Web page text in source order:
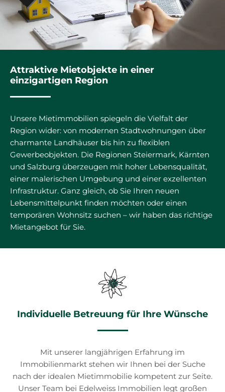
Attraktive Mietobjekte in einer
einzigartigen Region
Unsere Mietimmobilien spiegeln die Vielfalt der
Region wider: von modernen Stadtwohnungen über
charmante Landhäuser bis hin zu flexiblen
Gewerbeobjekten. Die Regionen Steiermark, Kärnten
und Salzburg überzeugen mit hoher Lebensqualität,
einer malerischen Umgebung und einer exzellenten
Infrastruktur. Ganz gleich, ob Sie Ihren neuen
Lebensmittelpunkt finden möchten oder einen
temporären Wohnsitz suchen – wir haben das richtige
Mietangebot für Sie.
Individuelle Betreuung für Ihre Wünsche
Mit unserer langjährigen Erfahrung im
Immobilienmarkt stehen wir Ihnen bei der Suche
nach der idealen Mietimmobilie kompetent zur Seite.
Unser Team bei Edelweiss Immobilien legt großen